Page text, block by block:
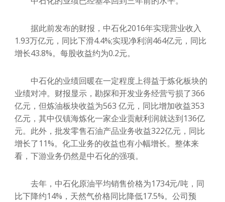
据此前发布的财报，中石化2016年实现营业收入
1.93万亿元，同比下滑4.4%;实现净利润464亿元，同比
增长43.8%。每股收益约为0.2元。
中石化的业绩回暖在一定程度上得益于炼化板块的
业绩对冲。财报显示，勘探和开发业务经营亏损了366
亿元，但炼油板块收益为563 亿元，同比增加收益353
亿元，其中仅镇海炼化一家企业贡献利润就达到136亿
元。此外，批发零售石油产品业务收益322亿元，同比
增长了11%。化工业务的收益也有小幅增长。整体来
看，下游业务仍然是中石化的强项。
去年，中石化原油平均销售价格为1734元/吨，同
比下降约14%，天然气价格同比降低17.5%。公司预